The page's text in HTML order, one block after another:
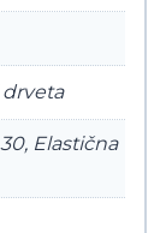
Elastična